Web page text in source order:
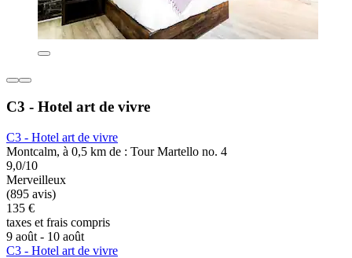
C3 - Hotel art de vivre
C3 - Hotel art de vivre
Montcalm, à 0,5 km de : Tour Martello no. 4
9,0/10
Merveilleux
(895 avis)
135 €
taxes et frais compris
9 août - 10 août
C3 - Hotel art de vivre